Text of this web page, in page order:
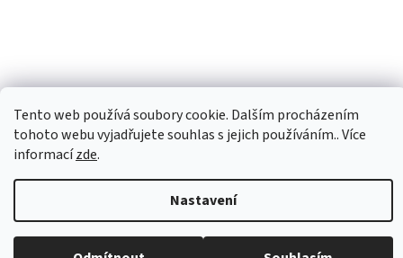
Tento web používá soubory cookie. Dalším procházením
tohoto webu vyjadřujete souhlas s jejich používáním.. Více
informacízde.
Nastavení
Běžná otevírací doba: Pondělí: 8:30 - 16:00 Úterý: 9:00 -17:00 Středa: 8:30
t
Investiční zlato Praha. Všechna práva vyhrazena.
Upravit nastavení cookies